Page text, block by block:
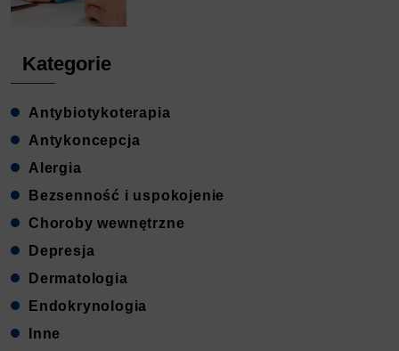
Kategorie
Antybiotykoterapia
Antykoncepcja
Alergia
Bezsenność i uspokojenie
Choroby wewnętrzne
Depresja
Dermatologia
Endokrynologia
Inne